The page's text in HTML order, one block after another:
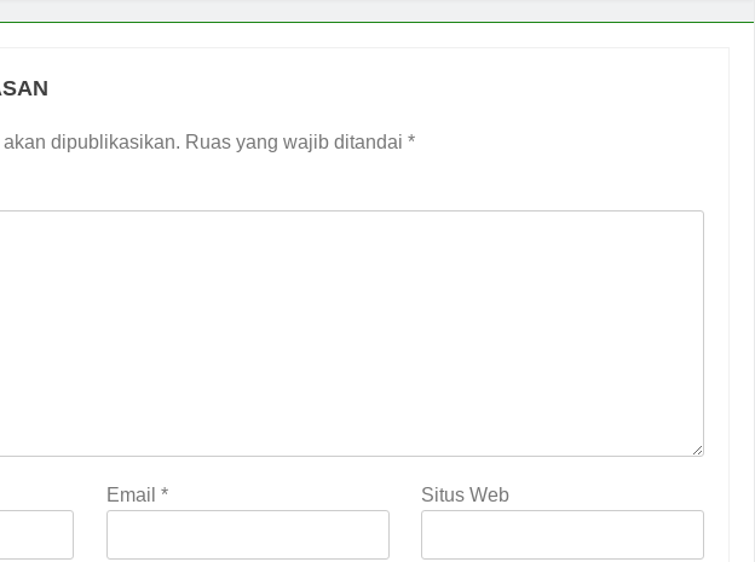
Musda MUI Sulsel Bangun Kolaborasi dengan UNM, Pencerahan Kalbu
dipublikasikan. Ruas yang wajib ditandai *
Email * Situs Web